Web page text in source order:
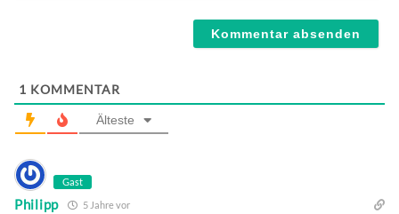
1 KOMMENTAR
Älteste
Gast
Philipp 5 Jahre vor